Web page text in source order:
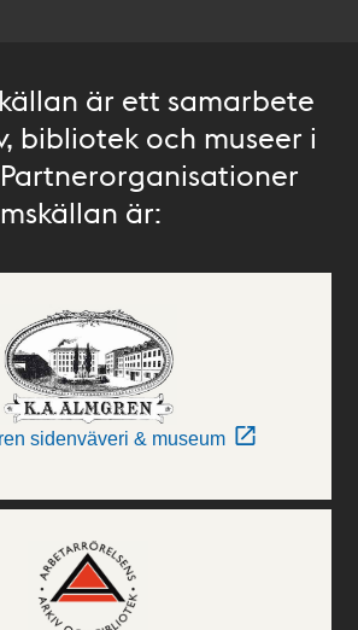
är ett samarbete
bibliotek och museer i
är:
sidenväveri & museum